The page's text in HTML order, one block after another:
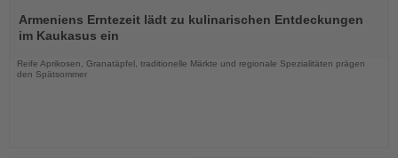
Sie
die
Armeniens Erntezeit lädt zu kulinarischen Entdeckungen
im Kaukasus ein
Reife Aprikosen, Granatäpfel, traditionelle Märkte und regionale Spezialitäten prägen
den Spätsommer